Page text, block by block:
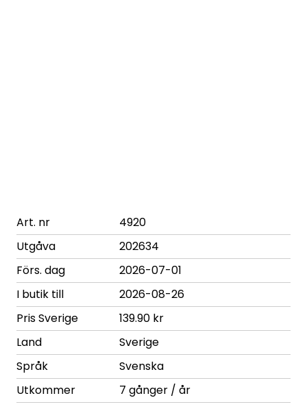
Art. nr
4920
Utgåva
202634
Förs. dag
2026-07-01
I butik till
2026-08-26
Pris Sverige
139.90 kr
Land
Sverige
Språk
Svenska
Utkommer
7 gånger / år